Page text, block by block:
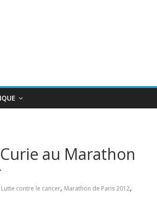
au Marathon
Lutte contre le cancer, Marathon de Paris 2012,